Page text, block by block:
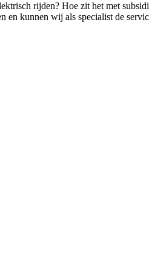
rijden? Hoe zit het met
en kunnen wij als specialist de